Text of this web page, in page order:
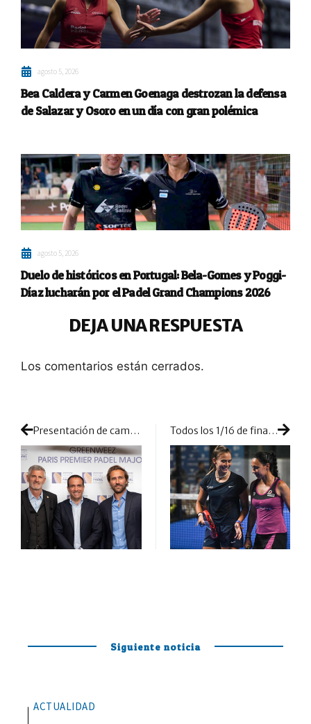
agosto 5, 2026
Bea Caldera y Carmen Goenaga destrozan la defensa
de Salazar y Osoro en un día con gran polémica
agosto 5, 2026
Duelo de históricos en Portugal: Bela-Gomes y Poggi-
Díaz lucharán por el Padel Grand Champions 2026
DEJA UNA RESPUESTA
Los comentarios están cerrados.
Presentación de campanillas para el Greenweez Paris Premier Padel Major: la pista Philippe Chatrier cambiará el tenis por el pádel Todos los 1/16 de final en Viena: una ronda con varios focos de atención
Siguiente noticia
ACTUALIDAD